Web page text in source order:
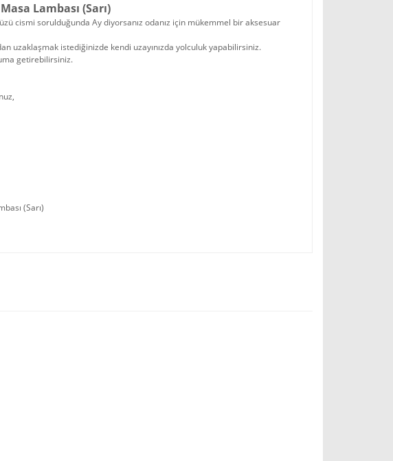
Lambası (Sarı)
cismi sorulduğunda Ay diyorsanız odanız için mükemmel bir aksesuar
uzaklaşmak istediğinizde kendi uzayınızda yolculuk yapabilirsiniz.
getirebilirsiniz.
(Sarı)